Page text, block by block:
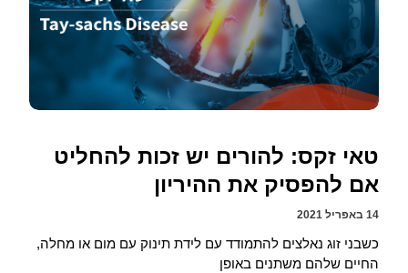
טאי זקס: להורים יש זכות להחליט
אם להפסיק את ההיריון
14 באפריל 2021
כשבני זוג נאלצים להתמודד עם לידת תינוק עם מום או מחלה,
החיים שלהם משתנים באופן